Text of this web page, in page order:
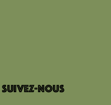
Suivez-nous